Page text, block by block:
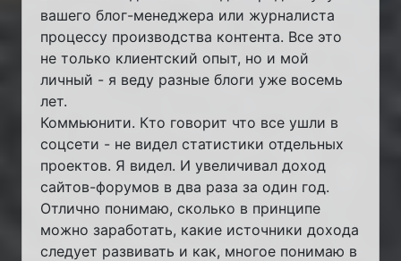
вашего блог-менеджера или журналиста
процессу производства контента. Все это
не только клиентский опыт, но и мой
личный - я веду разные блоги уже восемь
лет.
Коммьюнити. Кто говорит что все ушли в
соцсети - не видел статистики отдельных
проектов. Я видел. И увеличивал доход
сайтов-форумов в два раза за один год.
Отлично понимаю, сколько в принципе
можно заработать, какие источники дохода
следует развивать и как, многое понимаю в